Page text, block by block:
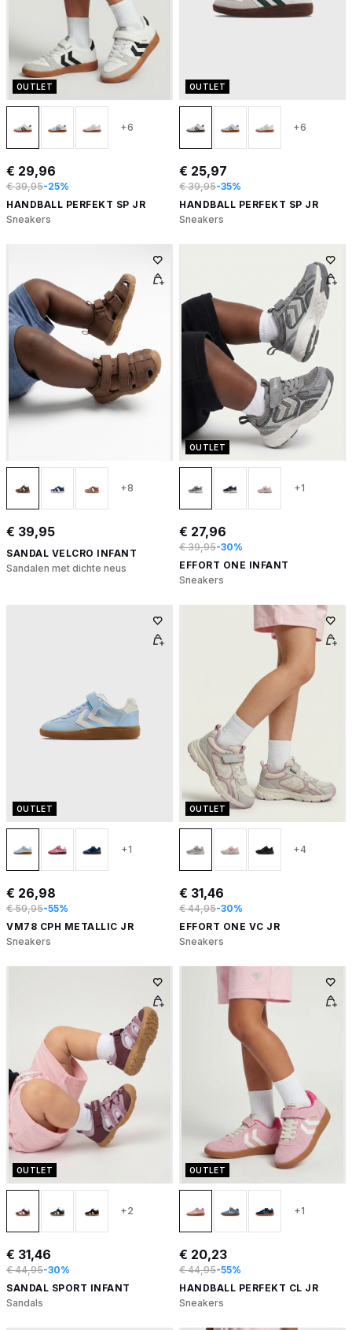
OUTLET
+6
€ 29,96
€ 39,95-25%
HANDBALL PERFEKT SP JR
Sneakers
OUTLET
+6
€ 25,97
€ 39,95-35%
HANDBALL PERFEKT SP JR
Sneakers
+8
€ 39,95
SANDAL VELCRO INFANT
Sandalen met dichte neus
OUTLET
+1
€ 27,96
€ 39,95-30%
EFFORT ONE INFANT
Sneakers
OUTLET
+1
€ 26,98
€ 59,95-55%
VM78 CPH METALLIC JR
Sneakers
OUTLET
+4
€ 31,46
€ 44,95-30%
EFFORT ONE VC JR
Sneakers
OUTLET
+2
€ 31,46
€ 44,95-30%
SANDAL SPORT INFANT
Sandals
OUTLET
+1
€ 20,23
€ 44,95-55%
HANDBALL PERFEKT CL JR
Sneakers